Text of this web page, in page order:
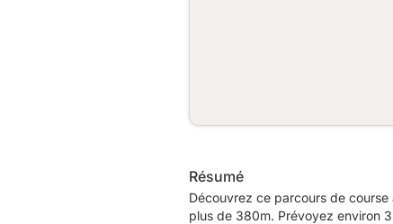
Résumé
Découvrez ce parcours de
plus de 380m. Prévoyez environ